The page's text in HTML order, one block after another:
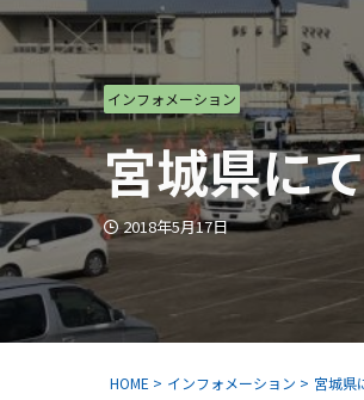
インフォメーション
宮城県に
2018年5月17日
HOME > インフォメーション > 宮城県